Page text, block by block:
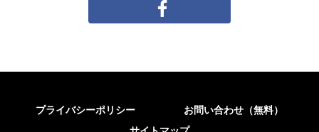
プライバシーポリシー
お問い合わせ（無料）